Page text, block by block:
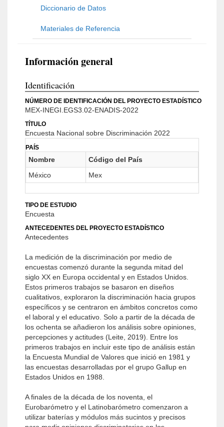
Diccionario de Datos
Materiales de Referencia
Información general
Identificación
NÚMERO DE IDENTIFICACIÓN DEL PROYECTO ESTADÍSTICO
MEX-INEGI.EGS3.02-ENADIS-2022
TÍTULO
Encuesta Nacional sobre Discriminación 2022
PAÍS
Nombre
Código del País
México
Mex
TIPO DE ESTUDIO
Encuesta
ANTECEDENTES DEL PROYECTO ESTADÍSTICO
Antecedentes
La medición de la discriminación por medio de
encuestas comenzó durante la segunda mitad del
siglo XX en Europa occidental y en Estados Unidos.
Estos primeros trabajos se basaron en diseños
cualitativos, exploraron la discriminación hacia grupos
específicos y se centraron en ámbitos concretos como
el laboral y el educativo. Solo a partir de la década de
los ochenta se añadieron los análisis sobre opiniones,
percepciones y actitudes (Leite, 2019). Entre los
primeros trabajos en incluir este tipo de análisis están
la Encuesta Mundial de Valores que inició en 1981 y
las encuestas desarrolladas por el grupo Gallup en
Estados Unidos en 1988.
A finales de la década de los noventa, el
Eurobarómetro y el Latinobarómetro comenzaron a
utilizar baterías y módulos más sucintos y precisos